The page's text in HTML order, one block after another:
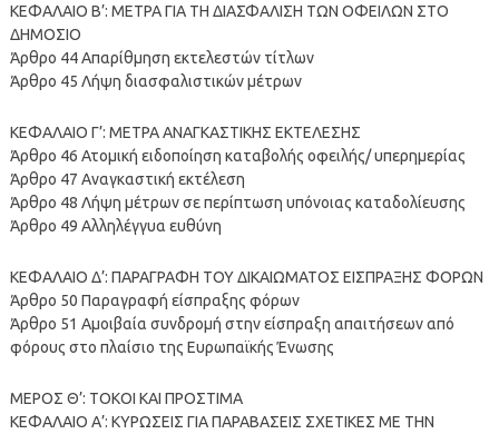
ΚΕΦΑΛΑΙΟ Β’: ΜΕΤΡΑ ΓΙΑ ΤΗ ΔΙΑΣΦΑΛΙΣΗ ΤΩΝ ΟΦΕΙΛΩΝ ΣΤΟ
ΔΗΜΟΣΙΟ
Άρθρο 44 Απαρίθμηση εκτελεστών τίτλων
Άρθρο 45 Λήψη διασφαλιστικών μέτρων
ΚΕΦΑΛΑΙΟ Γ’: ΜΕΤΡΑ ΑΝΑΓΚΑΣΤΙΚΗΣ ΕΚΤΕΛΕΣΗΣ
Άρθρο 46 Ατομική ειδοποίηση καταβολής οφειλής/ υπερημερίας
Άρθρο 47 Αναγκαστική εκτέλεση
Άρθρο 48 Λήψη μέτρων σε περίπτωση υπόνοιας καταδολίευσης
Άρθρο 49 Αλληλέγγυα ευθύνη
ΚΕΦΑΛΑΙΟ Δ’: ΠΑΡΑΓΡΑΦΗ ΤΟΥ ΔΙΚΑΙΩΜΑΤΟΣ ΕΙΣΠΡΑΞΗΣ ΦΟΡΩΝ
Άρθρο 50 Παραγραφή είσπραξης φόρων
Άρθρο 51 Αμοιβαία συνδρομή στην είσπραξη απαιτήσεων από
φόρους στο πλαίσιο της Ευρωπαϊκής Ένωσης
ΜΕΡΟΣ Θ’: ΤΟΚΟΙ ΚΑΙ ΠΡΟΣΤΙΜΑ
ΚΕΦΑΛΑΙΟ Α’: ΚΥΡΩΣΕΙΣ ΓΙΑ ΠΑΡΑΒΑΣΕΙΣ ΣΧΕΤΙΚΕΣ ΜΕ ΤΗΝ